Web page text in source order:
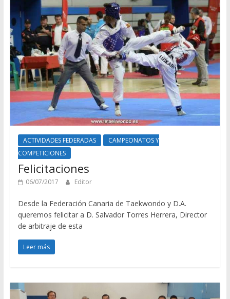
ACTIVIDADES FEDERADAS
CAMPEONATOS Y
COMPETICIONES
Felicitaciones
06/07/2017 Editor
Desde la Federación Canaria de Taekwondo y D.A.
queremos felicitar a D. Salvador Torres Herrera, Director
de arbitraje de esta
Leer más